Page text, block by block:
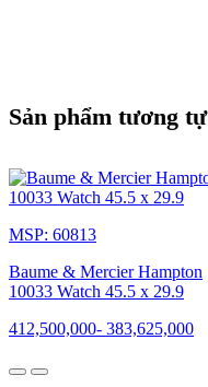
Sản phẩm tương tự
MSP: 60813
Baume & Mercier Hampton
10033 Watch 45.5 x 29.9
412,500,000- 383,625,000